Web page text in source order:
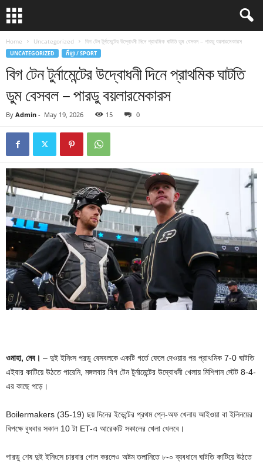
Home Uncategorized বিগ টেন টুর্নামেন্টের উদ্বোধনী দিনে প্রাথমিক ঘাটতি ডুম বেসবল – পারডু বয়লারমেকারস
UNCATEGORIZED កីឡា / SPORT
বিগ টেন টুর্নামেন্টের উদ্বোধনী দিনে প্রাথমিক ঘাটতি
ডুম বেসবল – পারডু বয়লারমেকারস
By Admin - May 19, 2026 15 0
ওমাহা, নেব। – দুই ইনিংস পরডু বেসবলকে একটি গর্তে ফেলে দেওয়ার পর প্রাথমিক 7-0 ঘাটতি
এইবার কাটিয়ে উঠতে পারেনি, মঙ্গলবার বিগ টেন টুর্নামেন্টের উদ্বোধনী খেলায় মিশিগান স্টেট 8-4-
এর কাছে পড়ে।
Boilermakers (35-19) ছয় দিনের ইভেন্টের প্রথম প্লে-অফ খেলায় আইওয়া বা ইলিনয়ের
বিপক্ষে বুধবার সকাল 10 টা ET-এ আরেকটি সকালের খেলা খেলবে।
পারডু শেষ দুই ইনিংসে চারবার গোল করলেও অষ্টম তলানিতে ৮-০ ব্যবধানে ঘাটতি কাটিয়ে উঠতে